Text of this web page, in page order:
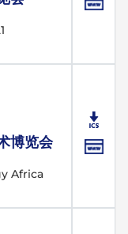
博览会
Africa